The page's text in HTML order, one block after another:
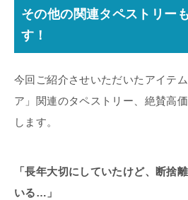
その他の関連タペストリー
す！
今回ご紹介させいただいたアイテ
ア」関連のタペストリー、絶賛高
します。
「長年大切にしていたけど、断捨
いる…」